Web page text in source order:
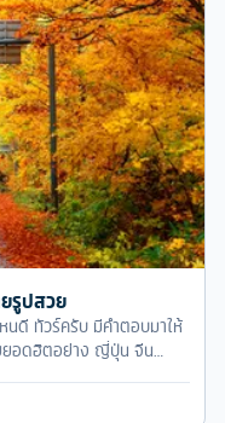
รูปสวย
นดี ทัวร์ครับ มีคำตอบมาให้
ยอดฮิตอย่าง ญี่ปุ่น จีน